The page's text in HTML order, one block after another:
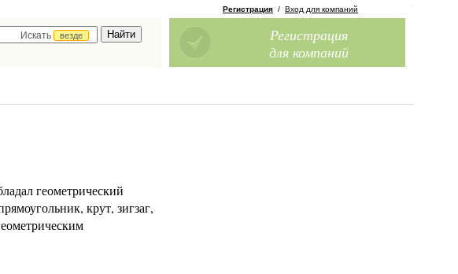
Искать
везде
Регистрация / Вход для компаний
Регистрация
для компаний
геометрический
крут, зигзаг,